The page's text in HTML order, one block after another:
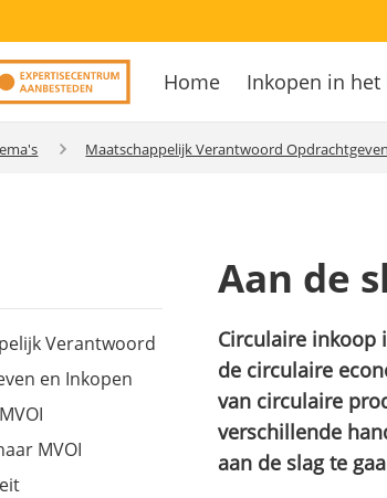
Hoofdnavigatie
Home Inkopen in het
Maatschappelijk Verantwoord
Verantwoord
en Inkopen
MVOI
Aan de
Circulaire inkoop
de circulaire
van circulaire
verschillende
aan de slag te